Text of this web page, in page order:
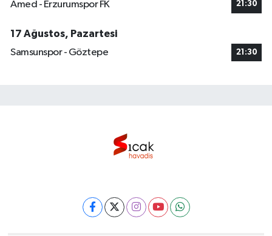
Amed - Erzurumspor FK 21:30
17 Ağustos, Pazartesi
Samsunspor - Göztepe
21:30